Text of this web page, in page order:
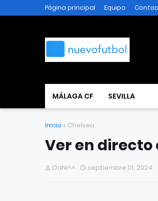
Página principal Equipo
MÁLAGA CF SEVILLA
Inicio Chelsea
Ver en directo
DaNi^^ septiembre 01, 2024